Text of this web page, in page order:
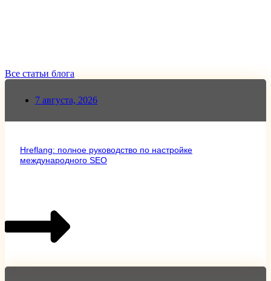
Все статьи блога
7 августа, 2026
Hreflang: полное руководство по настройке
международного SEO